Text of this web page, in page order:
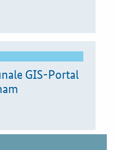
GIS-Portal